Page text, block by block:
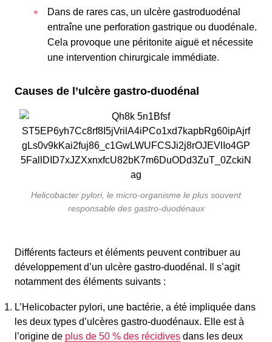
Dans de rares cas, un ulcère gastroduodénal
entraîne une perforation gastrique ou duodénale.
Cela provoque une péritonite aiguë et nécessite
une intervention chirurgicale immédiate.
Causes de l’ulcère gastro-duodénal
Helicobacter pylori, le micro-organisme le plus souvent
responsable des gastro-duodénaux
Différents facteurs et éléments peuvent contribuer au
développement d’un ulcère gastro-duodénal. Il s’agit
notamment des éléments suivants :
L’Helicobacter pylori, une bactérie, a été impliquée dans
les deux types d’ulcères gastro-duodénaux. Elle est à
l’origine de plus de 50 % des récidives dans les deux